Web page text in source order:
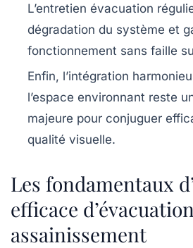
L’entretien évacuation
dégradation du système et
fonctionnement sans faille
Enfin, l’intégration
l’espace environnant reste
majeure pour conjuguer
qualité visuelle.
Les fondamentaux
efficace
assainissement